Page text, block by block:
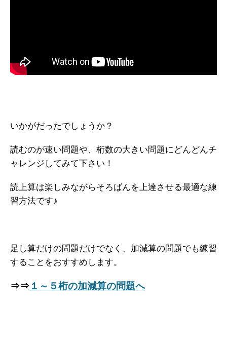
いかがだったでしょうか？
読むのが速い問題や、桁数の大きい問題にどんどんチ
ャレンジしてみて下さい！
読上算は楽しみながらそろばんを上達させる最適な練
習方法です♪
足し算だけの問題だけでなく、加減算の問題でも練習
することをおすすめします。
⇒⇒ １～５桁の加減算の問題へ